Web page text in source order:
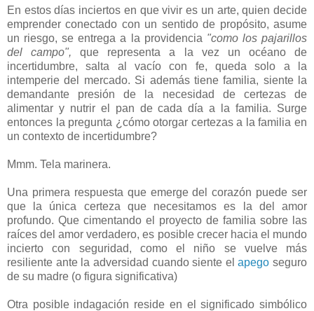
En estos días inciertos en que vivir es un arte, quien decide
emprender conectado con un sentido de propósito, asume
un riesgo, se entrega a la providencia "como los pajarillos
del campo",que representa a la vez un océano de
incertidumbre, salta al vacío con fe, queda solo a la
intemperie del mercado. Si además tiene familia, siente la
demandante presión de la necesidad de certezas de
alimentar y nutrir el pan de cada día a la familia. Surge
entonces la pregunta ¿cómo otorgar certezas a la familia en
un contexto de incertidumbre?
Mmm. Tela marinera.
Una primera respuesta que emerge del corazón puede ser
que la única certeza que necesitamos es la del amor
profundo. Que cimentando el proyecto de familia sobre las
raíces del amor verdadero, es posible crecer hacia el mundo
incierto con seguridad, como el niño se vuelve más
resiliente ante la adversidad cuando siente elapego seguro
de su madre (o figura significativa)
Otra posible indagación reside en el significado simbólico